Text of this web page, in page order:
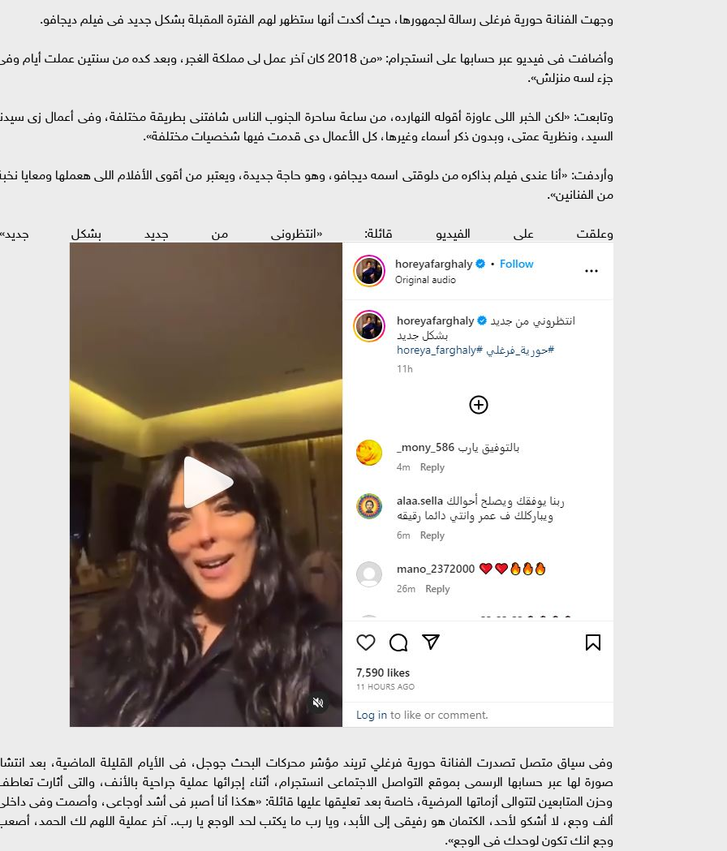
وجهت الفنانة حورية فرغلى رسالة لجمهورها، حيث أكدت أنها ستظهر لهم الفترة المقبلة بشكل جديد فى فيلم ديجافو.
وأضافت فى فيديو عبر حسابها على انستجرام: «من 2018 كان آخر عمل لى مملكة الغجر، وبعد كده من سنتين عملت أيام
جزء لسه منزلش».
وتابعت: «لكن الخبر اللى عاوزة أقوله النهارده، من ساعة ساحرة الجنوب الناس شافتنى بطريقة مختلفة، وفى أعمال زى
السيد، ونظرية عمتى، وبدون ذكر أسماء وغيرها، كل الأعمال دى قدمت فيها شخصيات مختلفة».
وأردفت: «أنا عندى فيلم بذاكره من دلوقتى اسمه ديجافو، وهو حاجة جديدة، ويعتبر من أقوى الأفلام اللى هعملها ومعايا
من الفنانين».
وعلقت على الفيديو قائلة: «انتظرونى من جديد بشكل
وفى سياق متصل تصدرت الفنانة حورية فرغلي تريند مؤشر محركات البحث جوجل، فى الأيام القليلة الماضية، بعد
صورة لها عبر حسابها الرسمى بموقع التواصل الاجتماعى انستجرام، أثناء إجرائها عملية جراحية بالأنف، والتى أثارت
وحزن المتابعين لتتوالى أزماتها المرضية، خاصة بعد تعليقها عليها قائلة: «هكذا أنا أصبر فى أشد أوجاعى، وأصمت وفى
ألف وجع، لا أشكو لأحد، الكتمان هو رفيقى إلى الأبد، ويا رب ما يكتب لحد الوجع يا رب.. آخر عملية اللهم لك الحمد،
وجع انك تكون لوحدك فى الوجع».